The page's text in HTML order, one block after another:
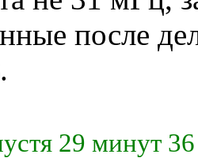
после
29 минут